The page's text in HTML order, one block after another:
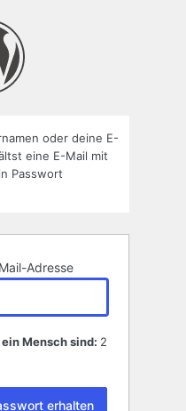
oder deine E-
eine E-Mail mit
Passwort
Adresse
Mensch sind: 2